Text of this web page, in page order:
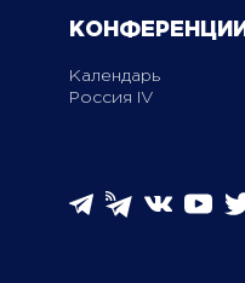
КОНФЕРЕНЦИИ
Календарь
Россия IV